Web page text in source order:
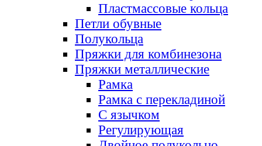
Пластмассовые кольца
Петли обувные
Полукольца
Пряжки для комбинезона
Пряжки металлические
Рамка
Рамка с перекладиной
С язычком
Регулирующая